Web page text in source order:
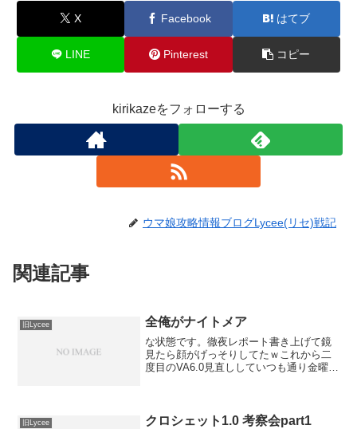
X Facebook はてブ
LINE Pinterest コピー
kirikazeをフォローする
ウマ娘攻略情報ブログLycee(リセ)戦記
関連記事
旧Lycee 全俺がナイトメア
な状態です。徹夜レポート書き上げて鏡
見たら顔がげっそりしてたｗこれから二
度目のVA6.0見直ししていつも通り金曜に
揃えるのと、寝...
旧Lycee クロシェット1.0 考察会part1